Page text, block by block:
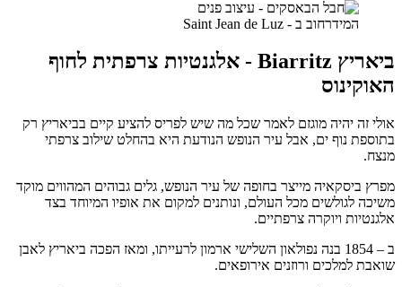
המידרחוב ב - Saint Jean de Luz
ביאריץ Biarritz - אלגנטיות צרפתית לחוף
האוקינוס
אולי זה יהיה מוגזם לאמר שכל מה שיש לפריס להציע קיים בביאריץ רק
בתוספת נוף ים, אבל עיר הנופש הנודעת היא בהחלט שילוב צרפתי
מנצח.
מפרץ ביסקאיה מייצר בחופה של עיר הנופש, גלים גבוהים המהווים מוקד
משיכה לגולשים מכל העולם, ונותנים למקום את אופיו המיוחד בצד
אלגנטיות ויוקרה צרפתיים.
ב – 1854 בנה נפולאון השלישי ארמון לרעייתו, ומאז הפכה ביאריץ לאבן
שואבת למלכים ורוזנים אירופאים.